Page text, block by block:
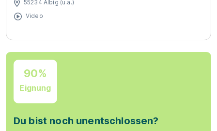
55234 Albig (u.a.)
Video
90%
Eignung
Du bist noch unentschlossen?